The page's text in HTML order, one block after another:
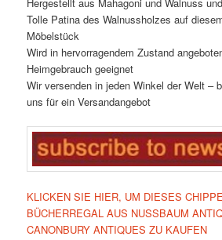
Tolle Patina des Walnussholzes auf
Möbelstück
Wird in hervorragendem Zustand
Heimgebrauch geeignet
Wir versenden in jeden Winkel der Welt –
uns für ein Versandangebot
KLICKEN SIE HIER, UM DIESES
BÜCHERREGAL AUS NUSSBAUM
CANONBURY ANTIQUES ZU KAUFEN